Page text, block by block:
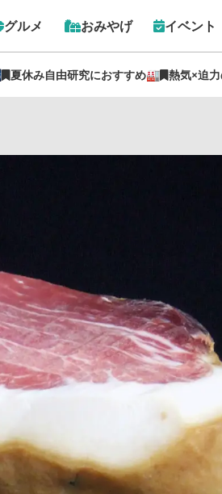
グルメ おみやげ イベント
夏休み自由研究におすすめ🏭 熱気×迫